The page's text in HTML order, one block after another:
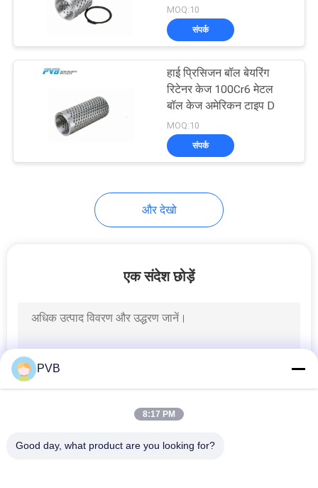
फिलामेंट घाव असर
1
सिन्जेड ब्रॉन्ज बुशिंग
3
MOQ:10
संपर्क
हाई प्रिसिजन बॉल बेयरिंग
रिटेनर केज 100Cr6 मेटल
बॉल केज अमेरिकन टाइप D
MOQ:10
संपर्क
और देखो
एक संदेश छोड़ें
PVB
8:17 PM
Good day, what product are you looking for?